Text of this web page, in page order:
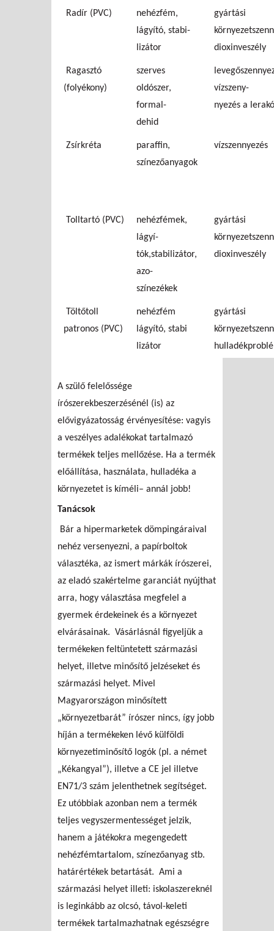
Radír (PVC)
nehézfém,
lágyító, stabi-
lizátor
gyártási
dioxinveszély
Ragasztó
(folyékony)
szerves
oldószer,
formal-
dehid
vízszeny-
nyezés a
Zsírkréta
paraffin,
színezőanyagok
vízszennyezés
Tolltartó (PVC)
nehézfémek,
lágyí-
tók,stabilizátor,
azo-
színezékek
gyártási
dioxinveszély
Töltőtoll
patronos (PVC)
nehézfém
lágyító, stabi
lizátor
gyártási
A szülő felelőssége
írószerekbeszerzésénél (is) az
elővigyázatosság érvényesítése: vagyis
a veszélyes adalékokat tartalmazó
termékek teljes mellőzése. Ha a termék
előállítása, használata, hulladéka a
környezetet is kíméli– annál jobb!
Tanácsok
Bár a hipermarketek dömpingáraival
nehéz versenyezni, a papírboltok
választéka, az ismert márkák írószerei,
az eladó szakértelme garanciát nyújthat
arra, hogy választása megfelel a
gyermek érdekeinek és a környezet
elvárásainak. Vásárlásnál figyeljük a
termékeken feltüntetett származási
helyet, illetve minősítő jelzéseket és
származási helyet. Mivel
Magyarországon minősített
„környezetbarát” írószer nincs, így jobb
híján a termékeken lévő külföldi
környezetiminősítő logók (pl. a német
„Kékangyal”), illetve a CE jel illetve
EN71/3 szám jelenthetnek segítséget.
Ez utóbbiak azonban nem a termék
teljes vegyszermentességet jelzik,
hanem a játékokra megengedett
nehézfémtartalom, színezőanyag stb.
határértékek betartását. Ami a
származási helyet illeti: iskolaszereknél
is leginkább az olcsó, távol-keleti
termékek tartalmazhatnak egészségre